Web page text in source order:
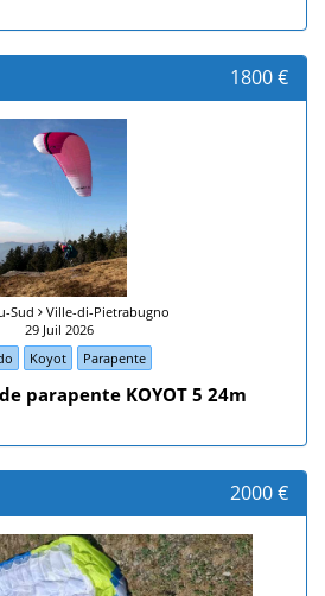
1800 €
Sud Ville-di-Pietrabugno
29 Juil 2026
Koyot Parapente
parapente KOYOT 5 24m
2000 €